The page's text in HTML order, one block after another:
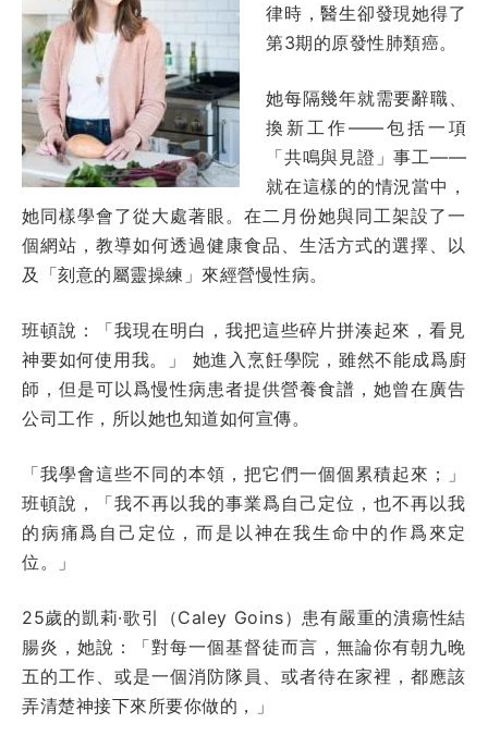
律時，醫生卻發現她得了
第3期的原發性肺類癌。
她每隔幾年就需要辭職、
換新工作——包括一項
「共鳴與見證」事工——
就在這樣的的情況當中，
她同樣學會了從大處著眼。在二月份她與同工架設了一
個網站，教導如何透過健康食品、生活方式的選擇、以
及「刻意的屬靈操練」來經營慢性病。
班頓說：「我現在明白，我把這些碎片拼湊起來，看見
神要如何使用我。」 她進入烹飪學院，雖然不能成爲廚
師，但是可以爲慢性病患者提供營養食譜，她曾在廣告
公司工作，所以她也知道如何宣傳。
「我學會這些不同的本領，把它們一個個累積起來；」
班頓說，「我不再以我的事業爲自己定位，也不再以我
的病痛爲自己定位，而是以神在我生命中的作爲來定
位。」
25歲的凱莉·歌引（Caley Goins）患有嚴重的潰瘍性結
腸炎，她說：「對每一個基督徒而言，無論你有朝九晚
五的工作、或是一個消防隊員、或者待在家裡，都應該
弄清楚神接下來所要你做的，」